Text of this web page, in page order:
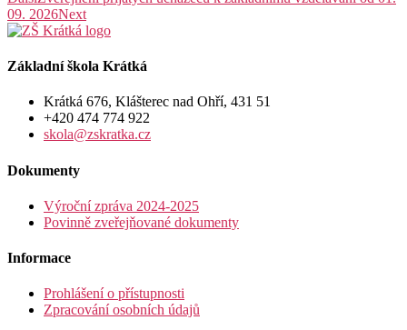
09. 2026Next
Základní škola Krátká
Krátká 676, Klášterec nad Ohří, 431 51
+420 474 774 922
skola@zskratka.cz
Dokumenty
Výroční zpráva 2024-2025
Povinně zveřejňované dokumenty
Informace
Prohlášení o přístupnosti
Zpracování osobních údajů